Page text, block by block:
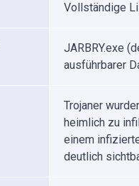
Vollständige
JARBRY.exe
ausführbarer
Trojaner
heimlich zu
einem
deutlich